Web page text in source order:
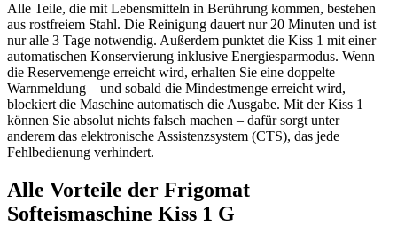
Alle Teile, die mit Lebensmitteln in Berührung kommen, bestehen
aus rostfreiem Stahl. Die Reinigung dauert nur 20 Minuten und ist
nur alle 3 Tage notwendig. Außerdem punktet die Kiss 1 mit einer
automatischen Konservierung inklusive Energiesparmodus. Wenn
die Reservemenge erreicht wird, erhalten Sie eine doppelte
Warnmeldung – und sobald die Mindestmenge erreicht wird,
blockiert die Maschine automatisch die Ausgabe. Mit der Kiss 1
können Sie absolut nichts falsch machen – dafür sorgt unter
anderem das elektronische Assistenzsystem (CTS), das jede
Fehlbedienung verhindert.
Alle Vorteile der Frigomat
Softeismaschine Kiss 1 G